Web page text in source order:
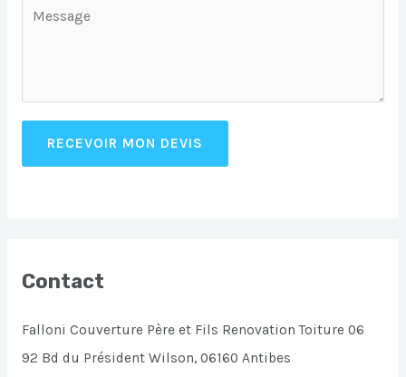
RECEVOIR MON DEVIS
Contact
Falloni Couverture Père et Fils Renovation Toiture 06
92 Bd du Président Wilson, 06160 Antibes